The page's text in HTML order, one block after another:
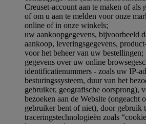
Creuset-account aan te maken of als
of om u aan te melden voor onze
online of in onze winkels;
uw aankoopgegevens, bijvoorbeeld
aankoop, leveringsgegevens,
voor het beheer van uw bestellingen;
gegevens over uw online
identificatienummers - zoals uw IP-
besturingssysteem, duur van het
gebruiker, geografische oorsprong),
bezoeken aan de Website (ongeacht
gebruiker bent of niet), door gebruik
traceringstechnologieën zoals